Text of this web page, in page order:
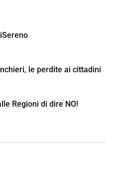
le perdite ai cittadini
Regioni di dire NO!